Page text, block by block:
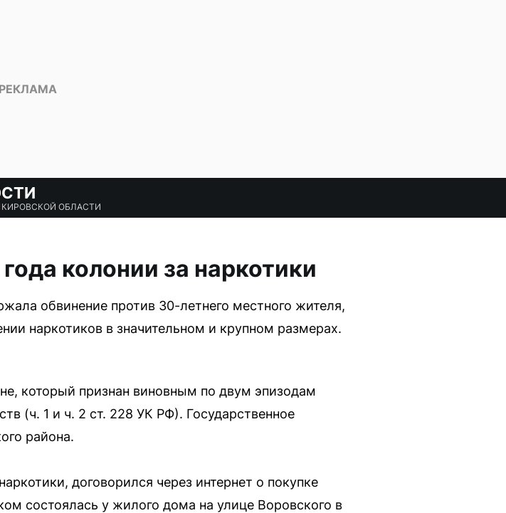
КИРОВСКОЙ ОБЛАСТИ
колонии за наркотики
обвинение против 30-летнего местного жителя,
наркотиков в значительном и крупном размерах.
который признан виновным по двум эпизодам
(ч. 1 и ч. 2 ст. 228 УК РФ). Государственное
района.
договорился через интернет о покупке
состоялась у жилого дома на улице Воровского в